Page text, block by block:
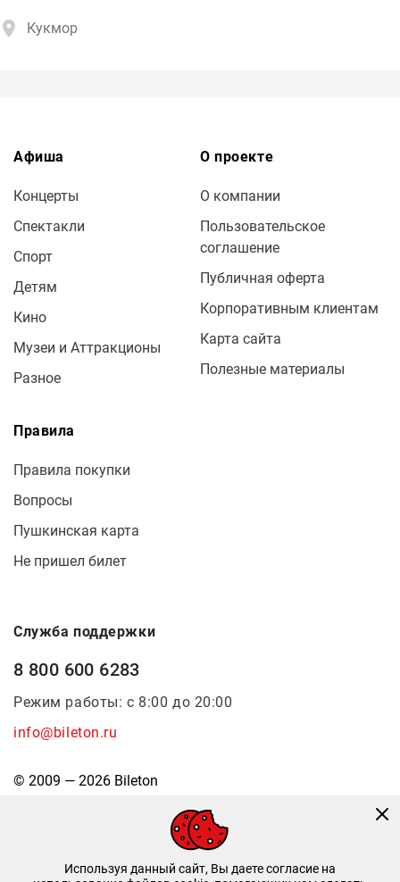
Кукмор
Афиша
Концерты
Спектакли
Спорт
Детям
Кино
Музеи и Аттракционы
Разное
О проекте
О компании
Пользовательское
соглашение
Публичная оферта
Корпоративным клиентам
Карта сайта
Полезные материалы
Правила
Правила покупки
Вопросы
Пушкинская карта
Не пришел билет
Служба поддержки
8 800 600 6283
Режим работы: с 8:00 до 20:00
info@bileton.ru
© 2009 — 2026 Bileton
Используя данный сайт, Вы даете согласие на